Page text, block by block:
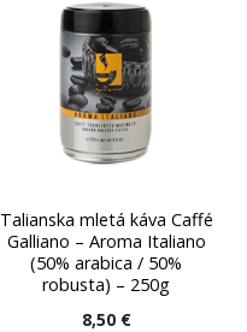
Talianska mletá káva Caffé
Galliano – Aroma Italiano
(50% arabica / 50%
robusta) – 250g
8,50 €